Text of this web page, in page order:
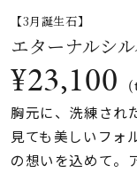
ト
着用シーン
【3月誕生石】
エターナルシ
¥23,100
胸元に、洗練され
見ても美しいフォ
の想いを込めて。